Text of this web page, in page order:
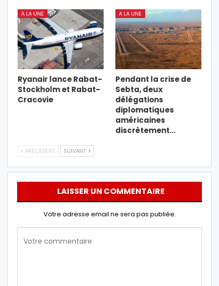
A LA UNE
Ryanair lance Rabat-
Stockholm et Rabat-
Cracovie
A LA UNE
Pendant la crise de
Sebta, deux
délégations
diplomatiques
américaines
discrètement…
PRÉCÉDENT SUIVANT
LAISSER UN COMMENTAIRE
Votre adresse email ne sera pas publiée.